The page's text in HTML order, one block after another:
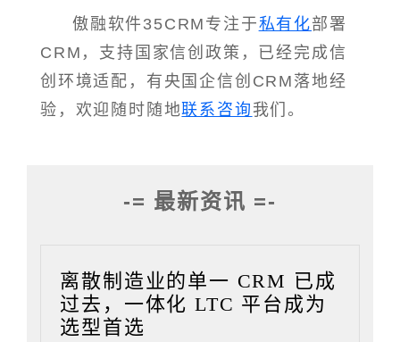
傲融软件35CRM专注于私有化部署
CRM，支持国家信创政策，已经完成信
创环境适配，有央国企信创CRM落地经
验，欢迎随时随地联系咨询 我们。
-= 最新资讯 =-
离散制造业的单一 CRM 已成
过去，一体化 LTC 平台成为
选型首选